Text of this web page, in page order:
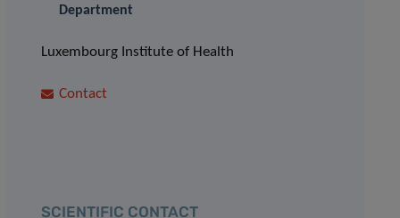
Department
Luxembourg Institute of Health
Contact
SCIENTIFIC CONTACT